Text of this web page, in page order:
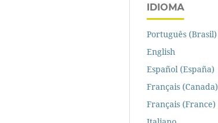
IDIOMA
Português (Brasil)
English
Español (España)
Français (Canada)
Français (France)